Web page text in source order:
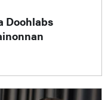
Doohlabs